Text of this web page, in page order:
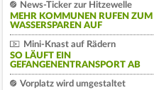
News-Ticker zur Hitzewelle
MEHR KOMMUNEN RUFEN ZUM
WASSERSPAREN AUF
Mini-Knast auf Rädern
SO LÄUFT EIN
GEFANGENENTRANSPORT AB
Vorplatz wird umgestaltet